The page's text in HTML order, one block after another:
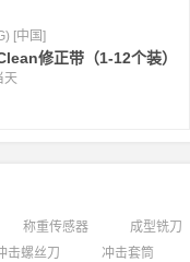
[中国]
修正带（1-12个装）
天
称重传感器 成型铣刀
击螺丝刀 冲击套筒